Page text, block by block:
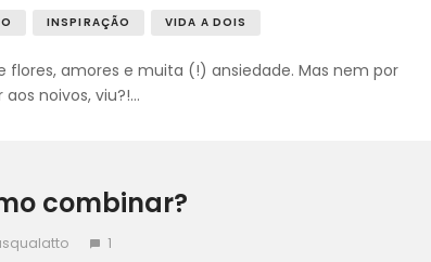
INSPIRAÇÃO VIDA A DOIS
amores e muita (!) ansiedade. Mas nem por
noivos, viu?!…
combinar?
1